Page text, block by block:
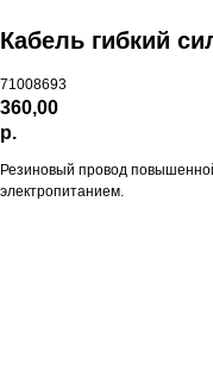
Кабель гибкий
71008693
360,00
р.
Резиновый провод
электропитанием.